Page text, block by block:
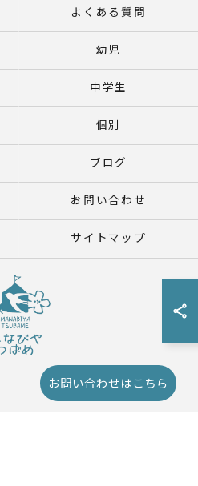
お問い合わせはこちら
よくある質問
幼児
中学生
個別
ブログ
お問い合わせ
サイトマップ
なびや つばめ ALL RIGHTS RESERVED.